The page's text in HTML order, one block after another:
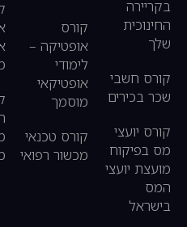
בקריירה
החינוכית
שלך
קורס חשבי
שכר בכירים
קורס יועצי
מס בפיקוח
מועצת יועצי
המס
בישראל
קורס
אופטיקה –
לימודי
אופטיקאי
מוסמך
קורס טכנאי
מכשור רפואי